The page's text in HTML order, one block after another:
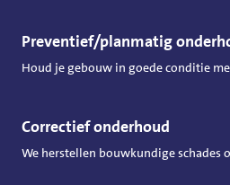
Preventief/planmatig
Houd je gebouw in goede conditie
Correctief onderhoud
We herstellen bouwkundige schades